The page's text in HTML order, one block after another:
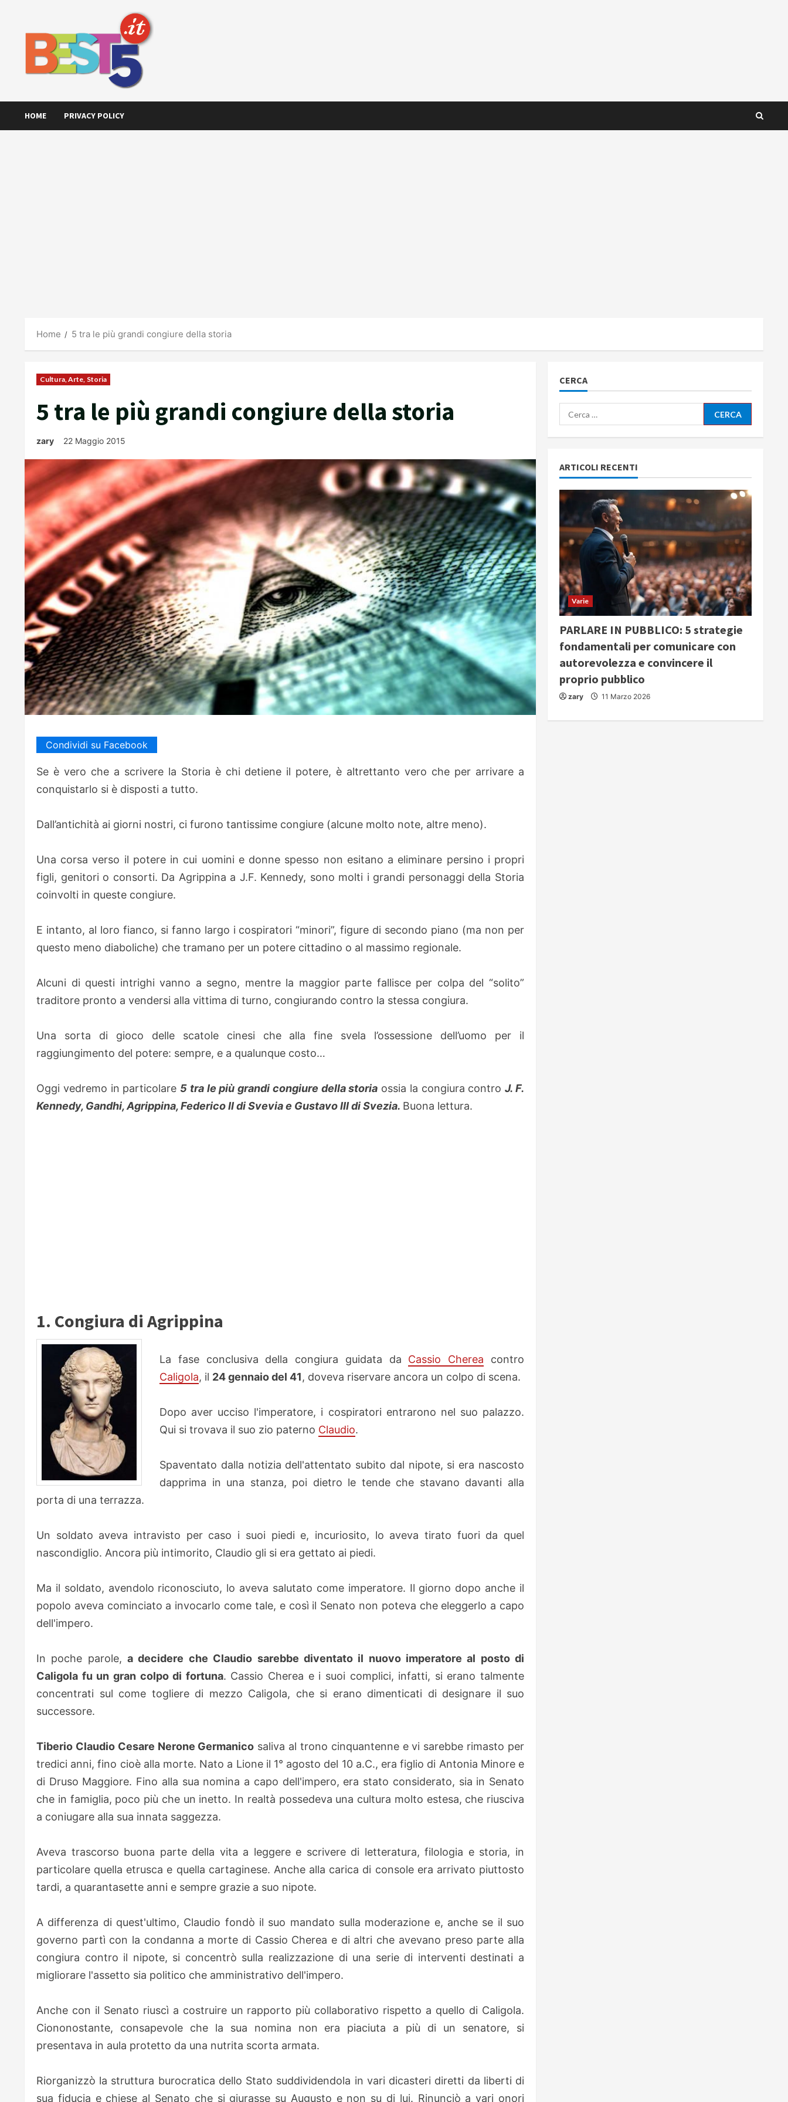
HOME PRIVACY POLICY
Home 5 tra le più grandi congiure della storia
Cultura, Arte, Storia
5 tra le più grandi congiure della storia
zary 22 Maggio 2015
Condividi su Facebook
Se è vero che a scrivere la Storia è chi detiene il potere, è altrettanto vero che per arrivare a
conquistarlo si è disposti a tutto.
Dall’antichità ai giorni nostri, ci furono tantissime congiure (alcune molto note, altre meno).
Una corsa verso il potere in cui uomini e donne spesso non esitano a eliminare persino i propri
figli, genitori o consorti. Da Agrippina a J.F. Kennedy, sono molti i grandi personaggi della Storia
coinvolti in queste congiure.
E intanto, al loro fianco, si fanno largo i cospiratori “minori”, figure di secondo piano (ma non per
questo meno diaboliche) che tramano per un potere cittadino o al massimo regionale.
Alcuni di questi intrighi vanno a segno, mentre la maggior parte fallisce per colpa del “solito”
traditore pronto a vendersi alla vittima di turno, congiurando contro la stessa congiura.
Una sorta di gioco delle scatole cinesi che alla fine svela l’ossessione dell’uomo per il
raggiungimento del potere: sempre, e a qualunque costo…
Oggi vedremo in particolare 5 tra le più grandi congiure della storia ossia la congiura controJ. F.
Kennedy, Gandhi, Agrippina, Federico II di Svevia e Gustavo III di Svezia. Buona lettura.
1. Congiura di Agrippina
La fase conclusiva della congiura guidata da Cassio Cherea contro
Caligola, il 24 gennaio del 41, doveva riservare ancora un colpo di scena.
Dopo aver ucciso l'imperatore, i cospiratori entrarono nel suo palazzo.
Qui si trovava il suo zio paterno Claudio.
Spaventato dalla notizia dell'attentato subito dal nipote, si era nascosto
dapprima in una stanza, poi dietro le tende che stavano davanti alla
porta di una terrazza.
Un soldato aveva intravisto per caso i suoi piedi e, incuriosito, lo aveva tirato fuori da quel
nascondiglio. Ancora più intimorito, Claudio gli si era gettato ai piedi.
Ma il soldato, avendolo riconosciuto, lo aveva salutato come imperatore. Il giorno dopo anche il
popolo aveva cominciato a invocarlo come tale, e così il Senato non poteva che eleggerlo a capo
dell'impero.
In poche parole,a decidere che Claudio sarebbe diventato il nuovo imperatore al posto di
Caligola fu un gran colpo di fortuna. Cassio Cherea e i suoi complici, infatti, si erano talmente
concentrati sul come togliere di mezzo Caligola, che si erano dimenticati di designare il suo
successore.
Tiberio Claudio Cesare Nerone Germanico saliva al trono cinquantenne e vi sarebbe rimasto per
tredici anni, fino cioè alla morte. Nato a Lione il 1° agosto del 10 a.C., era figlio di Antonia Minore e
di Druso Maggiore. Fino alla sua nomina a capo dell'impero, era stato considerato, sia in Senato
che in famiglia, poco più che un inetto. In realtà possedeva una cultura molto estesa, che riusciva
a coniugare alla sua innata saggezza.
Aveva trascorso buona parte della vita a leggere e scrivere di letteratura, filologia e storia, in
particolare quella etrusca e quella cartaginese. Anche alla carica di console era arrivato piuttosto
tardi, a quarantasette anni e sempre grazie a suo nipote.
A differenza di quest'ultimo, Claudio fondò il suo mandato sulla moderazione e, anche se il suo
governo partì con la condanna a morte di Cassio Cherea e di altri che avevano preso parte alla
congiura contro il nipote, si concentrò sulla realizzazione di una serie di interventi destinati a
migliorare l'assetto sia politico che amministrativo dell'impero.
Anche con il Senato riuscì a costruire un rapporto più collaborativo rispetto a quello di Caligola.
Ciononostante, consapevole che la sua nomina non era piaciuta a più di un senatore, si
presentava in aula protetto da una nutrita scorta armata.
Riorganizzò la struttura burocratica dello Stato suddividendola in vari dicasteri diretti da liberti di
sua fiducia e chiese al Senato che si giurasse su Augusto e non su di lui. Rinunciò a vari onori
CERCA
Ricerca
per:
ARTICOLI RECENTI
Varie
PARLARE IN PUBBLICO: 5 strategie
fondamentali per comunicare con
autorevolezza e convincere il
proprio pubblico
zary 11 Marzo 2026